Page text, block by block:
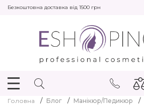
Безкоштовна доставка від 1500 грн
Головна Блог Манікюр/Педикюр